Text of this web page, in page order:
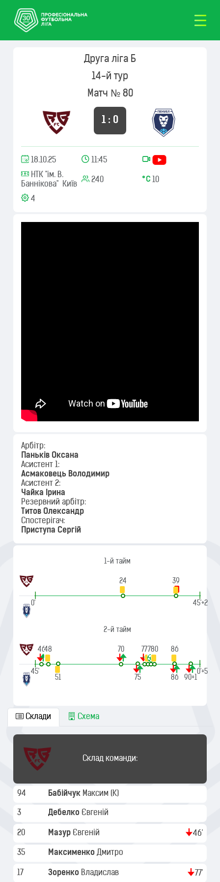
Друга ліга Б
14-й тур
Матч № 80
1 : 0
18.10.25
11:45
НТК "ім. В.
Баннікова" Київ
240 10
4
Арбітр:
Паньків Оксана
Асистент 1:
Асмаковець Володимир
Асистент 2:
Чайка Ірина
Резервний арбітр:
Титов Олександр
Спостерігач:
Приступа Сергій
1-й тайм
24 39
|
0'
|
45'+2
2-й тайм
4648 70 77787980 86
|
45'
51
75 86 90+1
|
90'+5
Склади Схема
Склад команди:
94 Бабійчук Максим (K)
3 Дебелко Євгеній
20 Мазур Євгеній 46'
35 Максименко Дмитро
17 Зоренко Владислав 77'